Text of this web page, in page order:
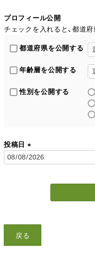
プロフィール公開
チェックを入れると、都道府
都道府県を公開する
年齢層を公開する
性別を公開する
投稿日
(
戻る